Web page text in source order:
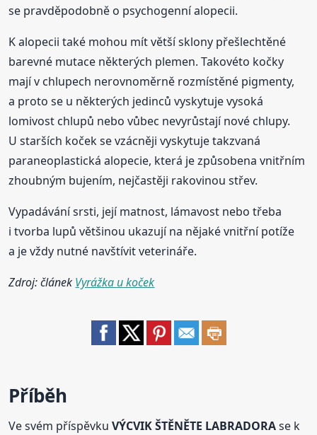
se pravděpodobně o psychogenní alopecii.
K alopecii také mohou mít větší sklony přešlechtěné
barevné mutace některých plemen. Takovéto kočky
mají v chlupech nerovnoměrně rozmístěné pigmenty,
a proto se u některých jedinců vyskytuje vysoká
lomivost chlupů nebo vůbec nevyrůstají nové chlupy.
U starších koček se vzácněji vyskytuje takzvaná
paraneoplastická alopecie, která je způsobena vnitřním
zhoubným bujením, nejčastěji rakovinou střev.
Vypadávání srsti, její matnost, lámavost nebo třeba
i tvorba lupů většinou ukazují na nějaké vnitřní potíže
a je vždy nutné navštívit veterináře.
Zdroj: článek Vyrážka u koček
Příběh
Ve svém příspěvkuVÝCVIK ŠTĚNĚTE LABRADORAse k